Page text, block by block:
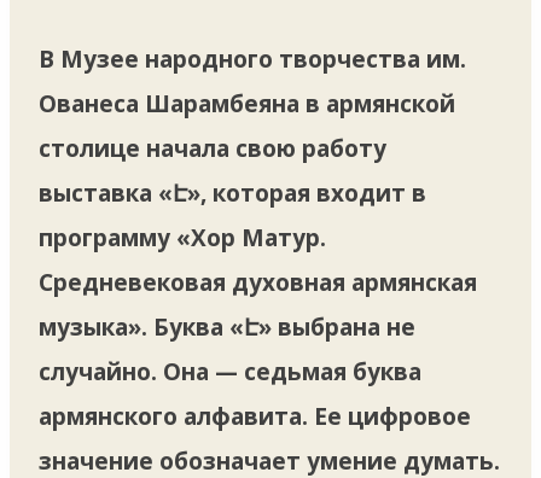
В Музее народного творчества им.
Ованеса Шарамбеяна в армянской
столице начала свою работу
выставка «Է», которая входит в
программу «Хор Матур.
Средневековая духовная армянская
музыка». Буква «Է» выбрана не
случайно. Она — седьмая буква
армянского алфавита. Ее цифровое
значение обозначает умение думать.